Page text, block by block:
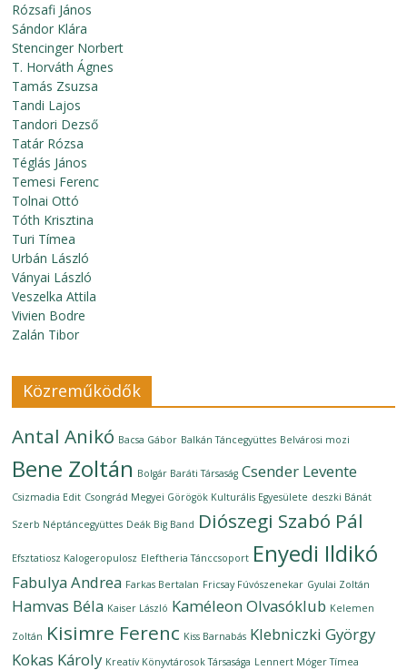
Rózsafi János
Sándor Klára
Stencinger Norbert
T. Horváth Ágnes
Tamás Zsuzsa
Tandi Lajos
Tandori Dezső
Tatár Rózsa
Téglás János
Temesi Ferenc
Tolnai Ottó
Tóth Krisztina
Turi Tímea
Urbán László
Ványai László
Veszelka Attila
Vivien Bodre
Zalán Tibor
Közreműködők
Antal Anikó Bacsa Gábor Balkán Táncegyüttes Belvárosi mozi
Bene Zoltán Bolgár Baráti Társaság Csender Levente
Csizmadia Edit Csongrád Megyei Görögök Kulturális Egyesülete deszki Bánát
Szerb Néptáncegyüttes Deák Big Band Diószegi Szabó Pál
Efsztatiosz Kalogeropulosz Eleftheria Tánccsoport Enyedi Ildikó
Fabulya Andrea Farkas Bertalan Fricsay Fúvószenekar Gyulai Zoltán
Hamvas Béla Kaiser László Kaméleon Olvasóklub Kelemen
Zoltán Kisimre Ferenc Kiss Barnabás Klebniczki György
Kokas Károly Kreatív Könyvtárosok Társasága Lennert Móger Tímea